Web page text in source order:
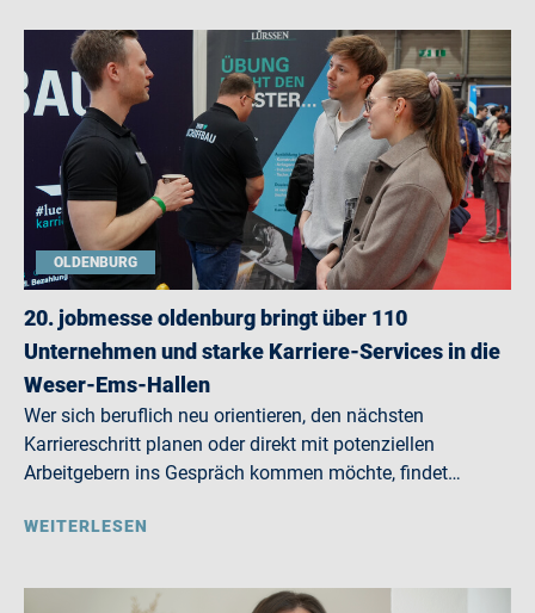
OLDENBURG
20. jobmesse oldenburg bringt über 110
Unternehmen und starke Karriere-Services in die
Weser-Ems-Hallen
Wer sich beruflich neu orientieren, den nächsten
Karriereschritt planen oder direkt mit potenziellen
Arbeitgebern ins Gespräch kommen möchte, findet…
WEITERLESEN